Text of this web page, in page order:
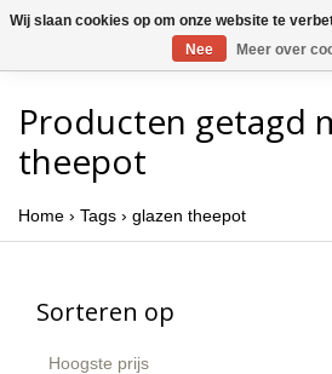
Producten getagd
theepot
Home › Tags › glazen theepot
Sorteren op
Hoogste prijs
Wij slaan cookies op om onze website te
Nee
Meer over